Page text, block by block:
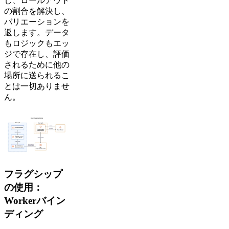
の割合を解決し、
バリエーションを
返します。データ
もロジックもエッ
ジで存在し、評価
されるために他の
場所に送られるこ
とは一切ありませ
ん。
フラグシップ
の使用：
Workerバイン
ディング